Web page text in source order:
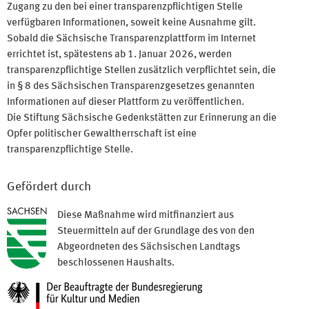
Zugang zu den bei einer transparenzpflichtigen Stelle
verfügbaren Informationen, soweit keine Ausnahme gilt.
Sobald die Sächsische Transparenzplattform im Internet
errichtet ist, spätestens ab 1. Januar 2026, werden
transparenzpflichtige Stellen zusätzlich verpflichtet sein, die
in § 8 des Sächsischen Transparenzgesetzes genannten
Informationen auf dieser Plattform zu veröffentlichen.
Die Stiftung Sächsische Gedenkstätten zur Erinnerung an die
Opfer politischer Gewaltherrschaft ist eine
transparenzpflichtige Stelle.
Gefördert durch
Diese Maßnahme wird mitfinanziert aus
Steuermitteln auf der Grundlage des von den
Abgeordneten des Sächsischen Landtags
beschlossenen Haushalts.